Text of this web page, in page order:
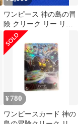
ワンピース 神の島の冒
険 クリーク リー リー
パラOP-15-001 L★
¥ 780
ワンピースカード 神の